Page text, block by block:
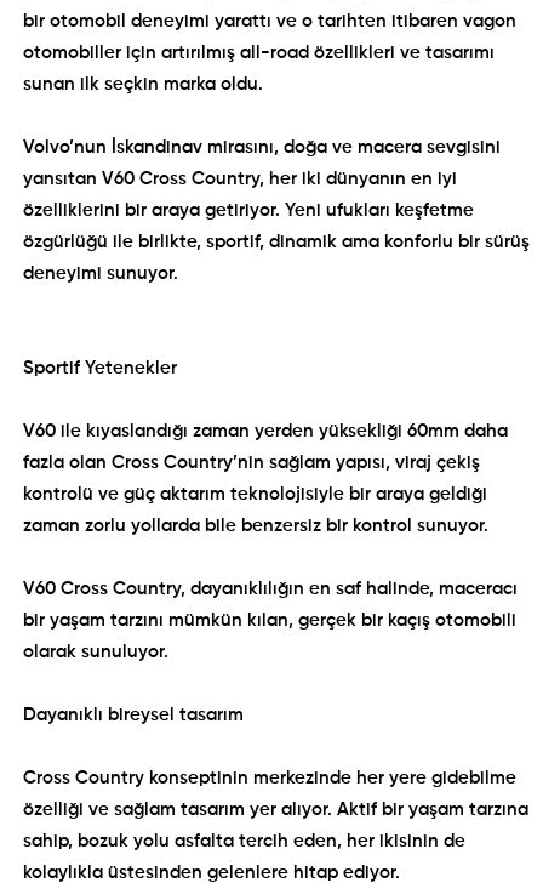
bir otomobil deneyimi yarattı ve o tarihten itibaren vagon
otomobiller için artırılmış all-road özellikleri ve tasarımı
sunan ilk seçkin marka oldu.
Volvo’nun İskandinav mirasını, doğa ve macera sevgisini
yansıtan V60 Cross Country, her iki dünyanın en iyi
özelliklerini bir araya getiriyor. Yeni ufukları keşfetme
özgürlüğü ile birlikte, sportif, dinamik ama konforlu bir sürüş
deneyimi sunuyor.
Sportif Yetenekler
V60 ile kıyaslandığı zaman yerden yüksekliği 60mm daha
fazla olan Cross Country’nin sağlam yapısı, viraj çekiş
kontrolü ve güç aktarım teknolojisiyle bir araya geldiği
zaman zorlu yollarda bile benzersiz bir kontrol sunuyor.
V60 Cross Country, dayanıklılığın en saf halinde, maceracı
bir yaşam tarzını mümkün kılan, gerçek bir kaçış otomobili
olarak sunuluyor.
Dayanıklı bireysel tasarım
Cross Country konseptinin merkezinde her yere gidebilme
özelliği ve sağlam tasarım yer alıyor. Aktif bir yaşam tarzına
sahip, bozuk yolu asfalta tercih eden, her ikisinin de
kolaylıkla üstesinden gelenlere hitap ediyor.